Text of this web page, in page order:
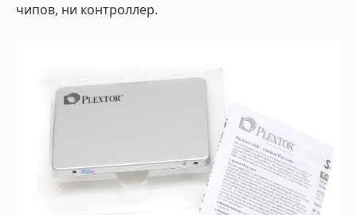
чипов, ни контроллер.